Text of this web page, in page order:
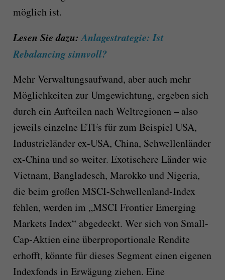
möglich ist.
Lesen Sie dazu: Anlagestrategie: Ist
Rebalancing sinnvoll?
Mehr Verwaltungsaufwand, aber auch mehr
Möglichkeiten zur Umgewichtung, ergeben sich
durch ein Aufteilen nach Weltregionen – also
jeweils einzelne ETFs für zum Beispiel USA,
Industrieländer ex-USA, China, Schwellenländer
ex-China und so weiter. Exotischere Länder wie
Vietnam, Bangladesch, Marokko und Nigeria,
die beim großen MSCI-Schwellenland-Index
fehlen, werden im „MSCI Frontier Emerging
Markets Index“ abgedeckt. Wer sich von Small-
Cap-Aktien eine überproportionale Rendite
erhofft, könnte für dieses Segment einen eigenen
Indexfonds in Erwägung ziehen. Eine